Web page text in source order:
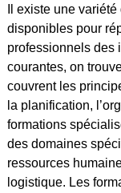
Il existe une
disponibles pour
professionnels des
courantes, on
couvrent les
la planification,
formations
des domaines
ressources
logistique. Les